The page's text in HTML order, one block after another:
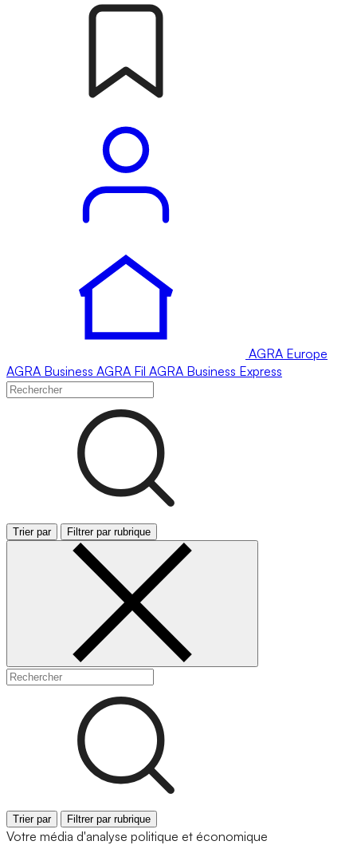
AGRA Europe
AGRA Business AGRA Fil AGRA Business Express
Trier par Filtrer par rubrique
Trier par Filtrer par rubrique
Votre média d'analyse politique et économique